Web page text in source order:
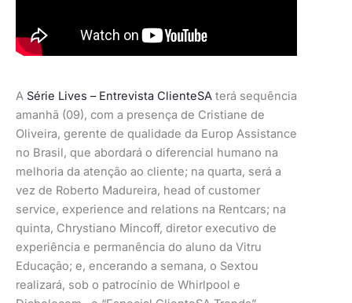
A Série Lives – Entrevista ClienteSA terá sequência
amanhã (09), com a presença de Cristiane de
Oliveira, gerente de qualidade da Europ Assistance
no Brasil, que abordará o diferencial humano na
melhoria da atenção ao cliente; na quarta, será a
vez de Roberto Madureira, head of customer
service, experience and relations na Rentcars; na
quinta, Chrystiano Mincoff, diretor executivo de
experiência e permanência do aluno da Vitru
Educação; e, encerando a semana, o Sextou
realizará, sob o patrocínio de Whirlpool e